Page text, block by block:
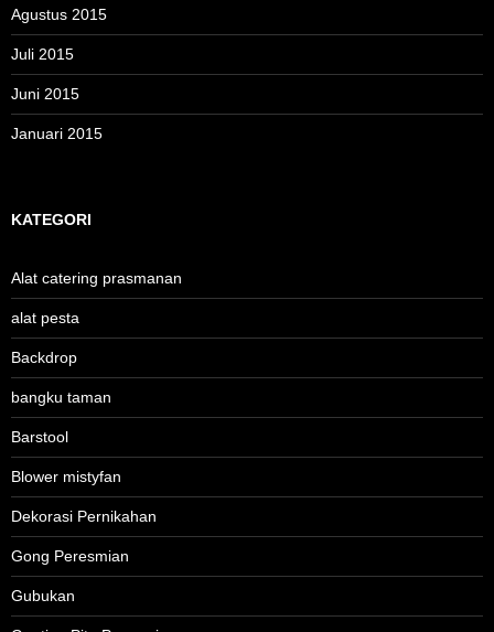
Agustus 2015
Juli 2015
Juni 2015
Januari 2015
KATEGORI
Alat catering prasmanan
alat pesta
Backdrop
bangku taman
Barstool
Blower mistyfan
Dekorasi Pernikahan
Gong Peresmian
Gubukan